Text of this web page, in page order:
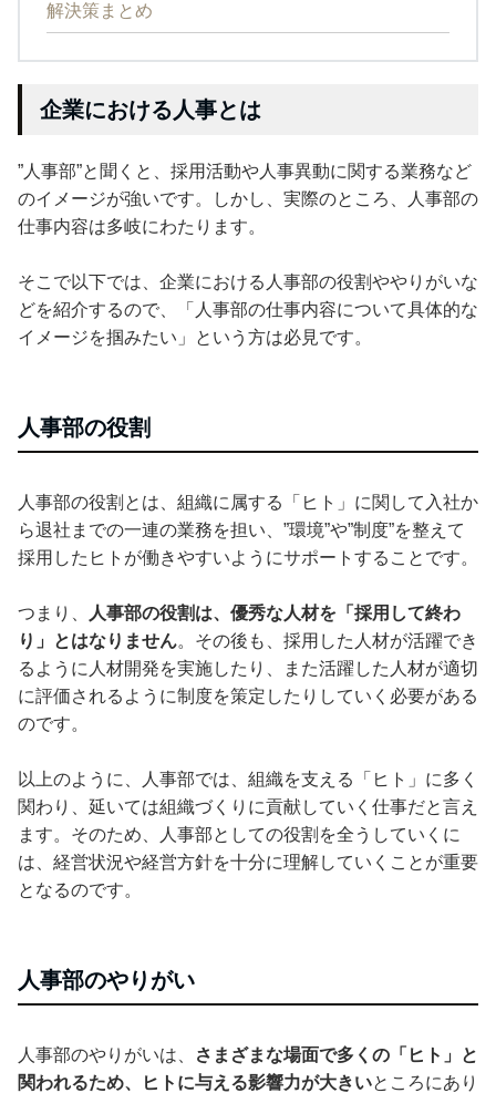
解決策まとめ
企業における人事とは
”人事部”と聞くと、採用活動や人事異動に関する業務など
のイメージが強いです。しかし、実際のところ、人事部の
仕事内容は多岐にわたります。
そこで以下では、企業における人事部の役割ややりがいな
どを紹介するので、「人事部の仕事内容について具体的な
イメージを掴みたい」という方は必見です。
人事部の役割
人事部の役割とは、組織に属する「ヒト」に関して入社か
ら退社までの一連の業務を担い、”環境”や”制度”を整えて
採用したヒトが働きやすいようにサポートすることです。
つまり、
人事部の役割は、優秀な人材を「採用して終わ
り」とはなりません。その後も、採用した人材が活躍でき
るように人材開発を実施したり、また活躍した人材が適切
に評価されるように制度を策定したりしていく必要がある
のです。
以上のように、人事部では、組織を支える「ヒト」に多く
関わり、延いては組織づくりに貢献していく仕事だと言え
ます。そのため、人事部としての役割を全うしていくに
は、経営状況や経営方針を十分に理解していくことが重要
となるのです。
人事部のやりがい
人事部のやりがいは、
さまざまな場面で多くの「ヒト」と
関われるため、ヒトに与える影響力が大きいところにあり